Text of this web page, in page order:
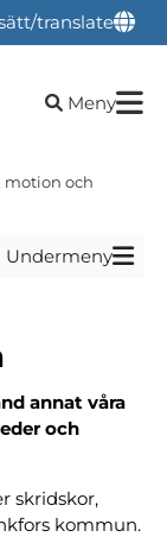
translate
Öppna
Meny
motion och
Undermeny
annat våra
och
skridskor,
kommun.